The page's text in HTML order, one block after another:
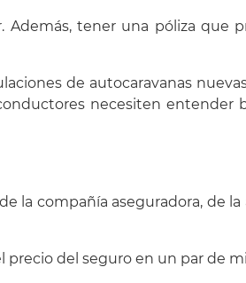
Además, tener una póliza que
de autocaravanas
necesiten entender
la compañía aseguradora, de
precio del seguro en un par de